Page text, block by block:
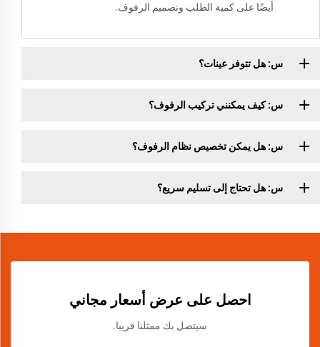
أيضًا على كمية الطلب وتصميم الرفوف.
س: هل تتوفر عينات؟
س: كيف يمكنني تركيب الرفوف؟
س: هل يمكن تخصيص نظام الرفوف؟
س: هل تحتاج إلى تسليم سريع؟
احصل على عرض أسعار مجاني
سيتصل بك ممثلنا قريبا.